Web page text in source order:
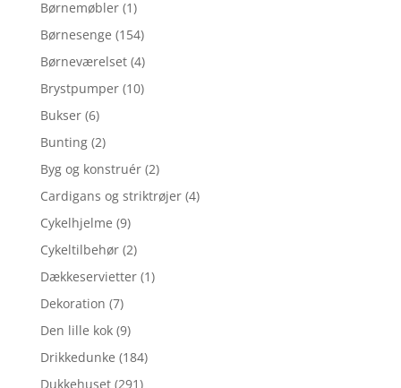
Børnemøbler (1)
Børnesenge (154)
Børneværelset (4)
Brystpumper (10)
Bukser (6)
Bunting (2)
Byg og konstruér (2)
Cardigans og striktrøjer (4)
Cykelhjelme (9)
Cykeltilbehør (2)
Dækkeservietter (1)
Dekoration (7)
Den lille kok (9)
Drikkedunke (184)
Dukkehuset (291)